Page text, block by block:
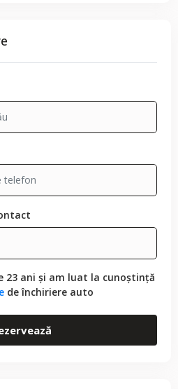
23 ani și am luat la cunoștință
de închiriere auto